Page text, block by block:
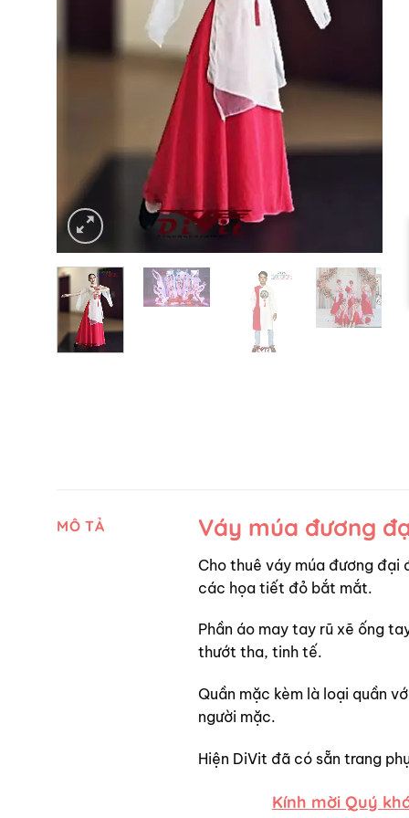
MÔ TẢ Váy múa đương
Cho thuê váy múa đương
các họa tiết đỏ bắt mắt.
Phần áo may tay rũ xẽ ống
thướt tha, tinh tế.
Quần mặc kèm là loại quần
người mặc.
Hiện DiVit đã có sẵn trang
Kính mời Quý